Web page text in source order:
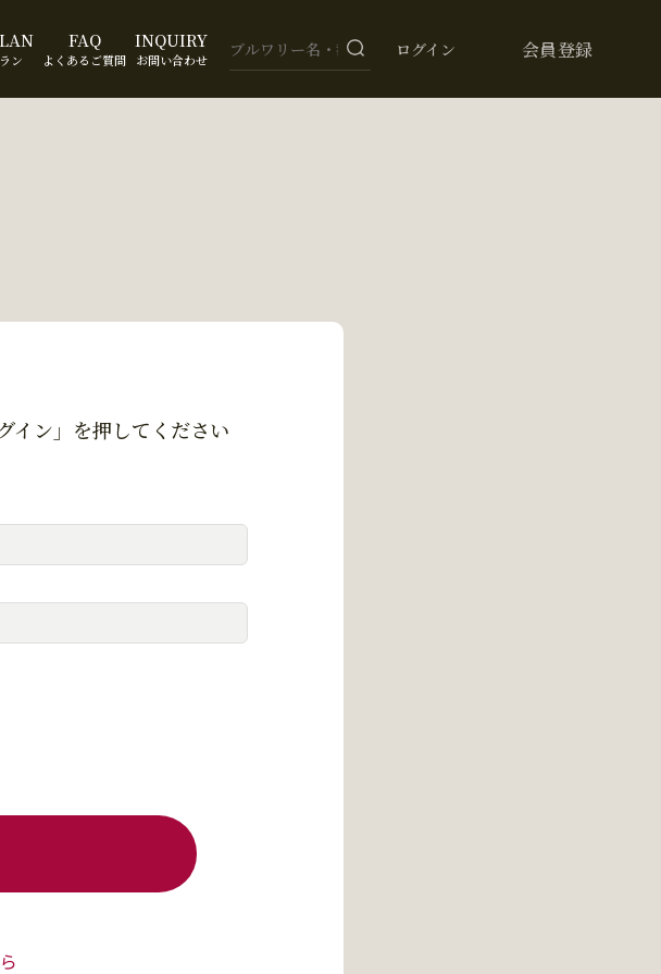
ン
FAQ
よくあるご質問
INQUIRY
お問い合わせ ログイン 会員登録
イン」を押してください